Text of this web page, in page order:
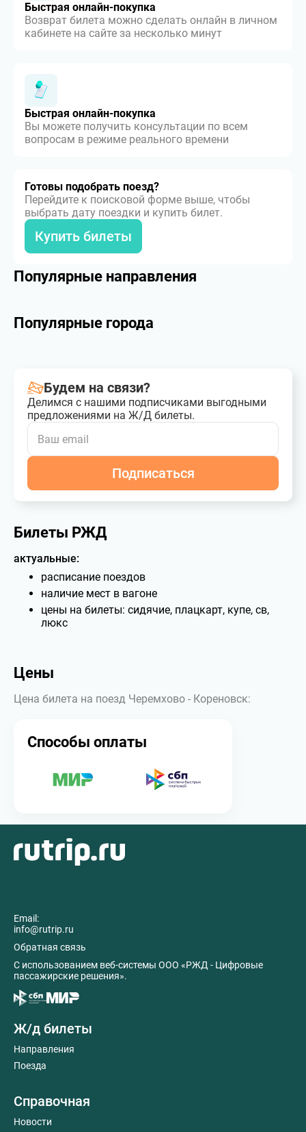
Быстрая онлайн-покупка
Возврат билета можно сделать онлайн в личном
кабинете на сайте за несколько минут
Быстрая онлайн-покупка
Вы можете получить консультации по всем
вопросам в режиме реального времени
Готовы подобрать поезд?
Перейдите к поисковой форме выше, чтобы
выбрать дату поездки и купить билет.
Купить билеты
Популярные направления
Популярные города
Будем на связи?
Делимся с нашими подписчиками выгодными
предложениями на Ж/Д билеты.
Подписаться
Билеты РЖД
актуальные:
расписание поездов
наличие мест в вагоне
цены на билеты: сидячие, плацкарт, купе, св,
люкс
Цены
Цена билета на поезд Черемхово - Кореновск:
Способы оплаты
Email:
info@rutrip.ru
Обратная связь
C использованием веб-системы ООО «РЖД - Цифровые
пассажирские решения».
Ж/д билеты
Направления
Поезда
Справочная
Новости